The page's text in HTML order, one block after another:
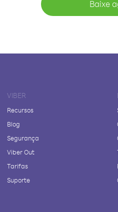
Baixe
VIBER
Recursos
Blog
Segurança
Viber Out
Tarifas
Suporte